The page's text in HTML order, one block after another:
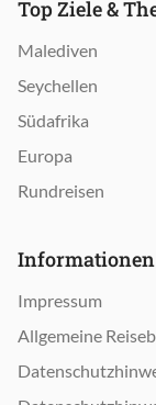
Top Ziele &
Malediven
Seychellen
Südafrika
Europa
Rundreisen
Informationen
Impressum
Allgemeine